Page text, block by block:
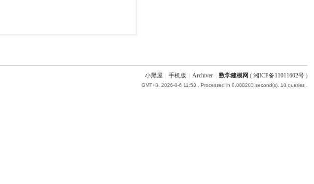
小黑屋 手机版 Archiver 数学建模网 ( 湘ICP备11011602号)
GMT+8, 2026-8-6 11:53 , Processed in 0.088283 second(s), 10 queries .